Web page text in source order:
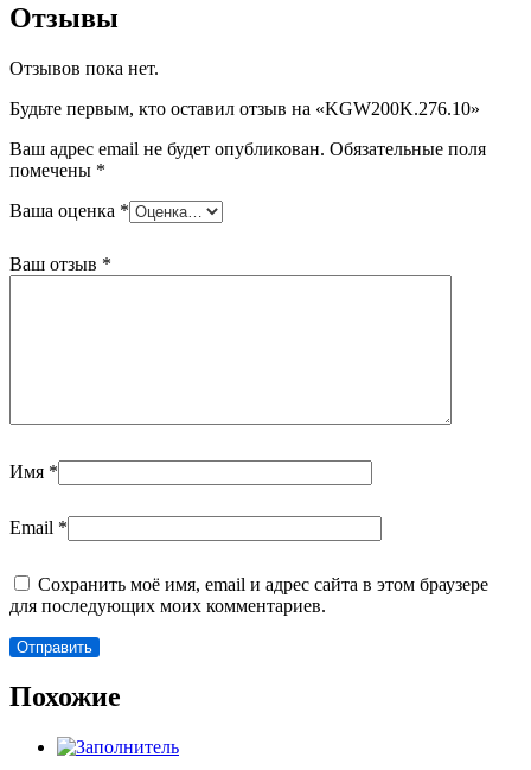
Отзывы
Отзывов пока нет.
Будьте первым, кто оставил отзыв на «KGW200K.276.10»
Ваш адрес email не будет опубликован. Обязательные поля
помечены *
Ваша оценка *
Ваш отзыв *
Имя *
Email *
Сохранить моё имя, email и адрес сайта в этом браузере
для последующих моих комментариев.
Похожие